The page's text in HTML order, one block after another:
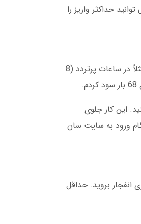
دهد. مثلاً می توانید حداکثر واریز را
برخی فکر می کنند بازی انفجار کاملاً شانسی است. اما آمار نشان می دهد بازیکنان حرفه ای الگوهای خاصی دارند. مثلاً در ساعات پرتردد (8
را به عنوان حد سود تنظیم کنید. این کار جلوی
ضرر کردند. پس حتماً هنگام ورود به سایت سان
کشد. بعداً به بخش بازی انفجار بروید. حداقل